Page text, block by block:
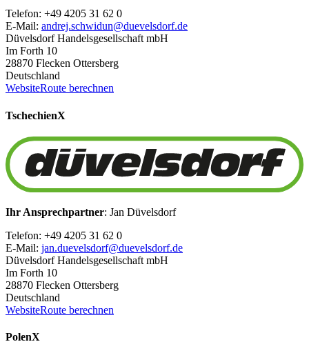
Telefon: +49 4205 31 62 0
E-Mail: andrej.schwidun@duevelsdorf.de
Düvelsdorf Handelsgesellschaft mbH
Im Forth 10
28870 Flecken Ottersberg
Deutschland
WebsiteRoute berechnen
TschechienX
Ihr Ansprechpartner: Jan Düvelsdorf
Telefon: +49 4205 31 62 0
E-Mail: jan.duevelsdorf@duevelsdorf.de
Düvelsdorf Handelsgesellschaft mbH
Im Forth 10
28870 Flecken Ottersberg
Deutschland
WebsiteRoute berechnen
PolenX